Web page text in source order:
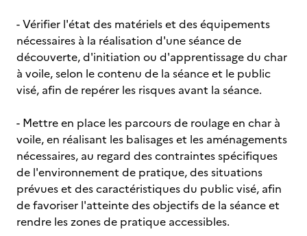
- Vérifier l'état des matériels et des équipements
nécessaires à la réalisation d'une séance de
découverte, d'initiation ou d'apprentissage du char
à voile, selon le contenu de la séance et le public
visé, afin de repérer les risques avant la séance.
- Mettre en place les parcours de roulage en char à
voile, en réalisant les balisages et les aménagements
nécessaires, au regard des contraintes spécifiques
de l'environnement de pratique, des situations
prévues et des caractéristiques du public visé, afin
de favoriser l'atteinte des objectifs de la séance et
rendre les zones de pratique accessibles.